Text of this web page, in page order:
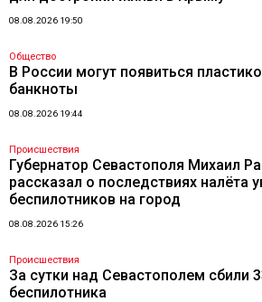
08.08.2026 19:50
Общество
В России могут появиться
банкноты
08.08.2026 19:44
Происшествия
Губернатор Севастополя Михаил
рассказал о последствиях налёта
беспилотников на город
08.08.2026 15:26
Происшествия
За сутки над Севастополем сбили
беспилотника